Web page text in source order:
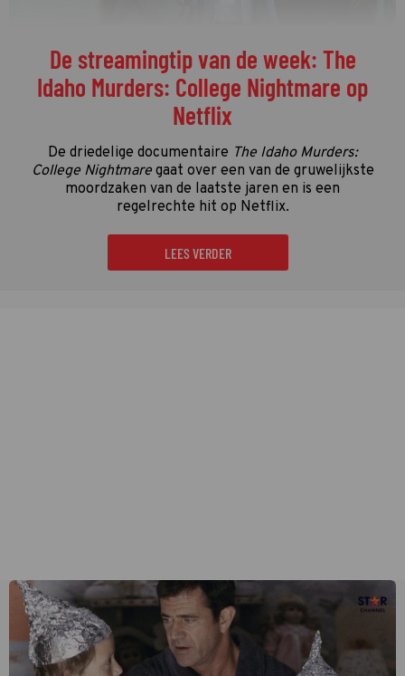
De streamingtip van de week: The
Idaho Murders: College Nightmare op
Netflix
De driedelige documentaire The Idaho Murders:
College Nightmaregaat over een van de gruwelijkste
moordzaken van de laatste jaren en is een
regelrechte hit op Netflix.
LEES VERDER